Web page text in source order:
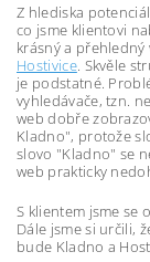
Z hlediska
co jsme klientovi
krásný a přehledný
Hostivice. Skvěle
je podstatné.
vyhledávače, tzn.
web dobře
Kladno", protože
slovo "Kladno" se
web prakticky
S klientem jsme se
Dále jsme si určili,
bude Kladno a